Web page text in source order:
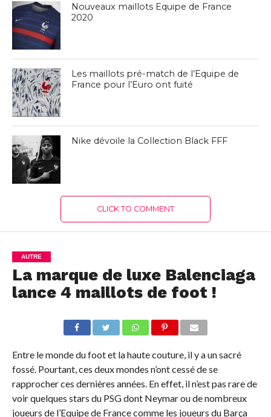
Nouveaux maillots Equipe de France
2020
Les maillots pré-match de l’Equipe de
France pour l’Euro ont fuité
Nike dévoile la Collection Black FFF
CLICK TO COMMENT
AUTRE
La marque de luxe Balenciaga
lance 4 maillots de foot !
Entre le monde du foot et la haute couture, il y a un sacré
fossé. Pourtant, ces deux mondes n’ont cessé de se
rapprocher ces dernières années. En effet, il n’est pas rare de
voir quelques stars du PSG dont Neymar ou de nombreux
joueurs de l’Equipe de France comme les joueurs du Barça